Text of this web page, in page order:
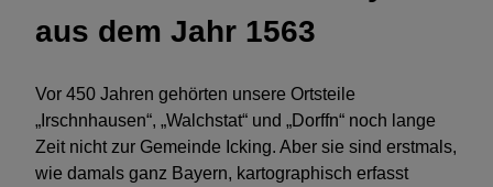
aus dem Jahr 1563
Vor 450 Jahren gehörten unsere Ortsteile
„Irschnhausen“, „Walchstat“ und „Dorffn“ noch lange
Zeit nicht zur Gemeinde Icking. Aber sie sind erstmals,
wie damals ganz Bayern, kartographisch erfasst